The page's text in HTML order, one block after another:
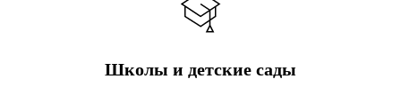
Школы и детские сады